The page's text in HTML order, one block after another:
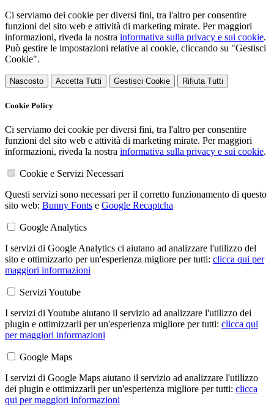
Ci serviamo dei cookie per diversi fini, tra l'altro per consentire
funzioni del sito web e attività di marketing mirate. Per maggiori
informazioni, riveda la nostra informativa sulla privacy e sui cookie.
Può gestire le impostazioni relative ai cookie, cliccando su "Gestisci
Cookie".
Nascosto Accetta Tutti Gestisci Cookie Rifiuta Tutti
Cookie Policy
Ci serviamo dei cookie per diversi fini, tra l'altro per consentire
funzioni del sito web e attività di marketing mirate. Per maggiori
informazioni, riveda la nostra informativa sulla privacy e sui cookie.
Cookie e Servizi Necessari
Questi servizi sono necessari per il corretto funzionamento di questo
sito web: Bunny Fonts e Google Recaptcha
Google Analytics
I servizi di Google Analytics ci aiutano ad analizzare l'utilizzo del
sito e ottimizzarlo per un'esperienza migliore per tutti: clicca qui per
maggiori informazioni
Servizi Youtube
I servizi di Youtube aiutano il servizio ad analizzare l'utilizzo dei
plugin e ottimizzarli per un'esperienza migliore per tutti: clicca qui
per maggiori informazioni
Google Maps
I servizi di Google Maps aiutano il servizio ad analizzare l'utilizzo
dei plugin e ottimizzarli per un'esperienza migliore per tutti: clicca
qui per maggiori informazioni